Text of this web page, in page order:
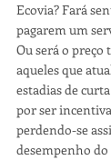
Ecovia? Fará
pagarem um
Ou será o preço
aqueles que
estadias de
por ser
perdendo-se
desempenho do